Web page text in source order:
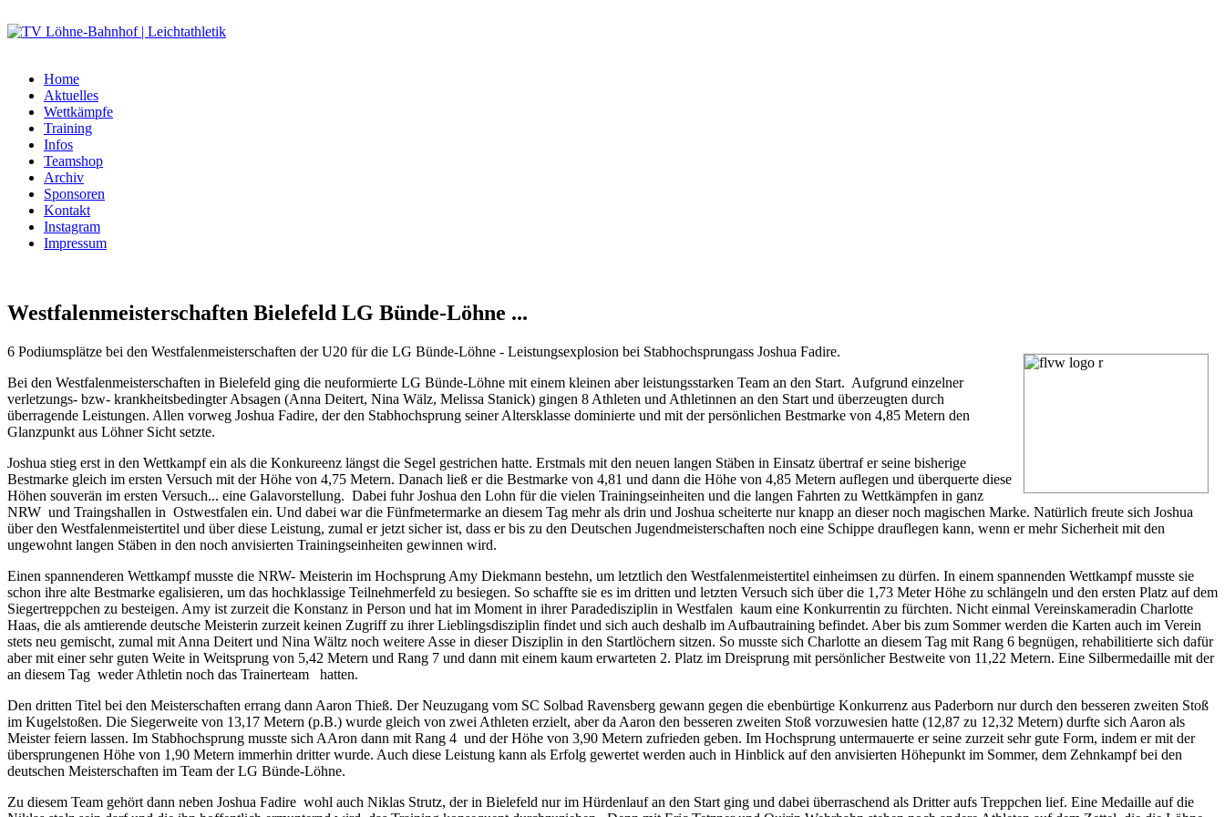
Home
Aktuelles
Wettkämpfe
Training
Infos
Teamshop
Archiv
Sponsoren
Kontakt
Instagram
Impressum
Westfalenmeisterschaften Bielefeld LG Bünde-Löhne ...
6 Podiumsplätze bei den Westfalenmeisterschaften der U20 für die LG Bünde-Löhne - Leistungsexplosion bei Stabhochsprungass Joshua Fadire.
Bei den Westfalenmeisterschaften in Bielefeld ging die neuformierte LG Bünde-Löhne mit einem kleinen aber leistungsstarken Team an den Start. Aufgrund einzelner
verletzungs- bzw- krankheitsbedingter Absagen (Anna Deitert, Nina Wälz, Melissa Stanick) gingen 8 Athleten und Athletinnen an den Start und überzeugten durch
überragende Leistungen. Allen vorweg Joshua Fadire, der den Stabhochsprung seiner Altersklasse dominierte und mit der persönlichen Bestmarke von 4,85 Metern den
Glanzpunkt aus Löhner Sicht setzte.
Joshua stieg erst in den Wettkampf ein als die Konkureenz längst die Segel gestrichen hatte. Erstmals mit den neuen langen Stäben in Einsatz übertraf er seine bisherige
Bestmarke gleich im ersten Versuch mit der Höhe von 4,75 Metern. Danach ließ er die Bestmarke von 4,81 und dann die Höhe von 4,85 Metern auflegen und überquerte diese
Höhen souverän im ersten Versuch... eine Galavorstellung. Dabei fuhr Joshua den Lohn für die vielen Trainingseinheiten und die langen Fahrten zu Wettkämpfen in ganz
NRW und Traingshallen in Ostwestfalen ein. Und dabei war die Fünfmetermarke an diesem Tag mehr als drin und Joshua scheiterte nur knapp an dieser noch magischen Marke. Natürlich freute sich Joshua
über den Westfalenmeistertitel und über diese Leistung, zumal er jetzt sicher ist, dass er bis zu den Deutschen Jugendmeisterschaften noch eine Schippe drauflegen kann, wenn er mehr Sicherheit mit den
ungewohnt langen Stäben in den noch anvisierten Trainingseinheiten gewinnen wird.
Einen spannenderen Wettkampf musste die NRW- Meisterin im Hochsprung Amy Diekmann bestehn, um letztlich den Westfalenmeistertitel einheimsen zu dürfen. In einem spannenden Wettkampf musste sie
schon ihre alte Bestmarke egalisieren, um das hochklassige Teilnehmerfeld zu besiegen. So schaffte sie es im dritten und letzten Versuch sich über die 1,73 Meter Höhe zu schlängeln und den ersten Platz auf dem
Siegertreppchen zu besteigen. Amy ist zurzeit die Konstanz in Person und hat im Moment in ihrer Paradedisziplin in Westfalen kaum eine Konkurrentin zu fürchten. Nicht einmal Vereinskameradin Charlotte
Haas, die als amtierende deutsche Meisterin zurzeit keinen Zugriff zu ihrer Lieblingsdisziplin findet und sich auch deshalb im Aufbautraining befindet. Aber bis zum Sommer werden die Karten auch im Verein
stets neu gemischt, zumal mit Anna Deitert und Nina Wältz noch weitere Asse in dieser Disziplin in den Startlöchern sitzen. So musste sich Charlotte an diesem Tag mit Rang 6 begnügen, rehabilitierte sich dafür
aber mit einer sehr guten Weite in Weitsprung von 5,42 Metern und Rang 7 und dann mit einem kaum erwarteten 2. Platz im Dreisprung mit persönlicher Bestweite von 11,22 Metern. Eine Silbermedaille mit der
an diesem Tag weder Athletin noch das Trainerteam hatten.
Den dritten Titel bei den Meisterschaften errang dann Aaron Thieß. Der Neuzugang vom SC Solbad Ravensberg gewann gegen die ebenbürtige Konkurrenz aus Paderborn nur durch den besseren zweiten Stoß
im Kugelstoßen. Die Siegerweite von 13,17 Metern (p.B.) wurde gleich von zwei Athleten erzielt, aber da Aaron den besseren zweiten Stoß vorzuwesien hatte (12,87 zu 12,32 Metern) durfte sich Aaron als
Meister feiern lassen. Im Stabhochsprung musste sich AAron dann mit Rang 4 und der Höhe von 3,90 Metern zufrieden geben. Im Hochsprung untermauerte er seine zurzeit sehr gute Form, indem er mit der
übersprungenen Höhe von 1,90 Metern immerhin dritter wurde. Auch diese Leistung kann als Erfolg gewertet werden auch in Hinblick auf den anvisierten Höhepunkt im Sommer, dem Zehnkampf bei den
deutschen Meisterschaften im Team der LG Bünde-Löhne.
Zu diesem Team gehört dann neben Joshua Fadire wohl auch Niklas Strutz, der in Bielefeld nur im Hürdenlauf an den Start ging und dabei überraschend als Dritter aufs Treppchen lief. Eine Medaille auf die